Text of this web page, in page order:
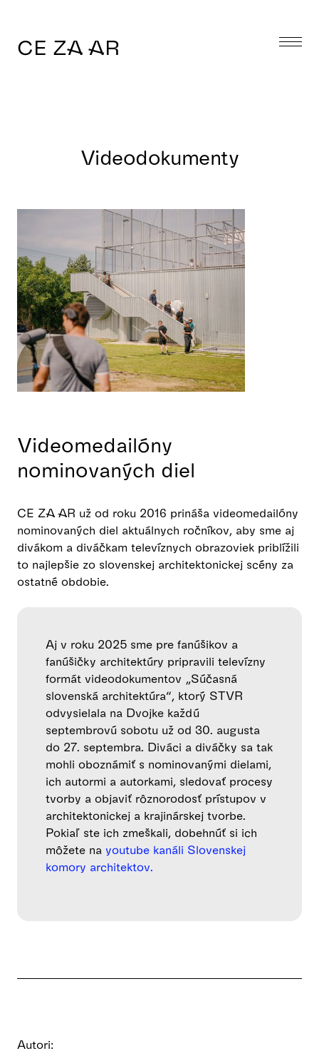
CE ZA AR
Videodokumenty
Videomedailóny
nominovaných diel
CE ZA AR už od roku 2016 prináša videomedailóny
nominovaných diel aktuálnych ročníkov, aby sme aj
divákom a diváčkam televíznych obrazoviek priblížili
to najlepšie zo slovenskej architektonickej scény za
ostatné obdobie.
Aj v roku 2025 sme pre fanúšikov a
fanúšičky architektúry pripravili televízny
formát videodokumentov „Súčasná
slovenská architektúra“, ktorý STVR
odvysielala na Dvojke každú
septembrovú sobotu už od 30. augusta
do 27. septembra. Diváci a diváčky sa tak
mohli oboznámiť s nominovanými dielami,
ich autormi a autorkami, sledovať procesy
tvorby a objaviť rôznorodosť prístupov v
architektonickej a krajinárskej tvorbe.
Pokiaľ ste ich zmeškali, dobehnúť si ich
môžete na youtube kanáli Slovenskej
komory architektov.
Autori: